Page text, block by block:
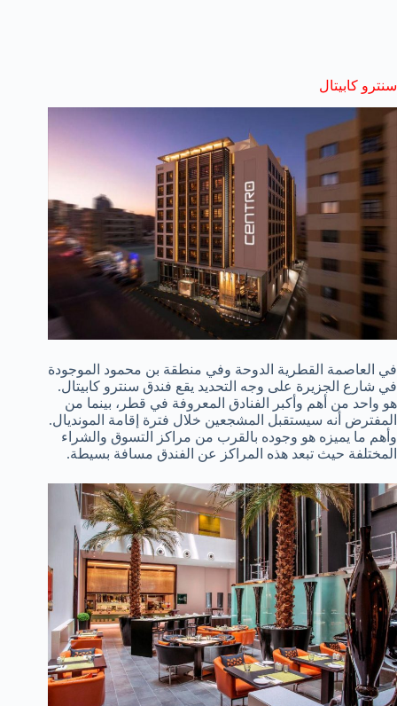
سنترو كابيتال
في العاصمة القطرية الدوحة وفي منطقة بن محمود الموجودة
في شارع الجزيرة على وجه التحديد يقع فندق سنترو كابيتال.
هو واحد من أهم وأكبر الفنادق المعروفة في قطر، بينما من
المفترض أنه سيستقبل المشجعين خلال فترة إقامة المونديال.
وأهم ما يميزه هو وجوده بالقرب من مراكز التسوق والشراء
المختلفة حيث تبعد هذه المراكز عن الفندق مسافة بسيطة.